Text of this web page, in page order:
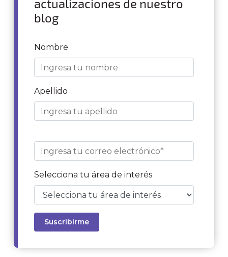
actualizaciones de nuestro
blog
Nombre
Apellido
Selecciona tu área de interés